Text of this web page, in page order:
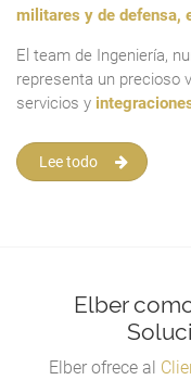
militares y de defensa,
El team de Ingeniería,
representa un precioso
servicios y
Lee todo
Elber
Elber ofrece al